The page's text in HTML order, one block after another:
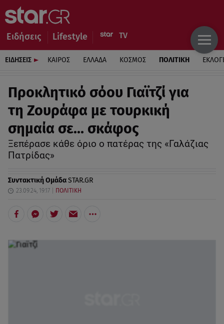
Ειδήσεις Lifestyle
ΕΙΔΗΣΕΙΣ ΚΑΙΡΟΣ ΕΛΛΑΔΑ ΚΟΣΜΟΣ ΠΟΛΙΤΙΚΗ
Προκλητικό σόου Γιαϊτζί για
τη Ζουράφα με τουρκική
σημαία σε… σκάφος
Ξεπέρασε κάθε όριο ο πατέρας της «Γαλάζιας
Πατρίδας»
Συντακτική ΟμάδαSTAR.GR
23.09.24, 19:17 ΠΟΛΙΤΙΚΗ